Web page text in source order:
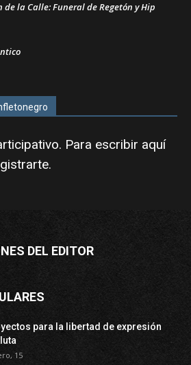
de la Calle: Funeral de Regetón y Hip
Para escribir aquí
.
DEL EDITOR
para la libertad de expresión
15